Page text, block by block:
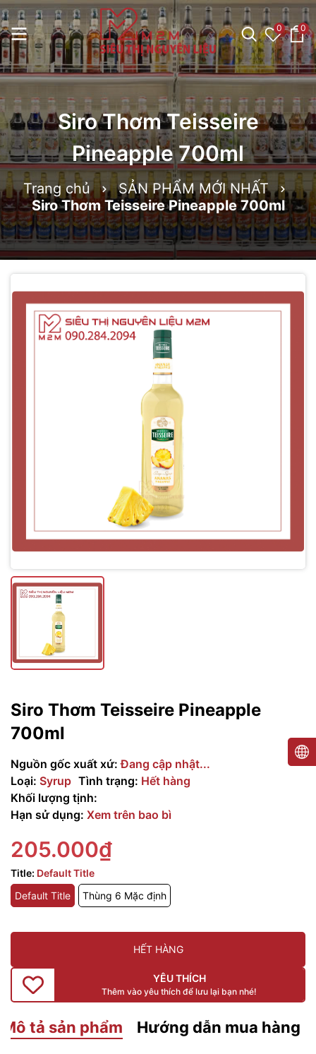
0 0
Siro Thơm Teisseire
Pineapple 700ml
Trang chủ
SẢN PHẨM MỚI NHẤT
Siro Thơm Teisseire Pineapple 700ml
Siro Thơm Teisseire Pineapple
700ml
Nguồn gốc xuất xứ: Đang cập nhật...
Loại: Syrup Tình trạng: Hết hàng
Khối lượng tịnh:
Hạn sử dụng: Xem trên bao bì
205.000₫
Title: Default Title
Default Title
Thùng 6 Mặc định
HẾT HÀNG
YÊU THÍCH
Thêm vào yêu thích để lưu lại bạn nhé!
Mô tả sản phẩm Hướng dẫn mua hàng